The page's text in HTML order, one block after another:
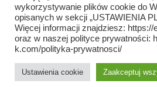
EMAME-KITCHEN.COM
wykorzystywanie plików cookie do
opisanych w sekcji „USTAWIENIA
Więcej informacji znajdziesz:
oraz w naszej polityce prywatności:
k.com/polityka-prywatnosci/
Ustawienia cookie Zaakceptuj